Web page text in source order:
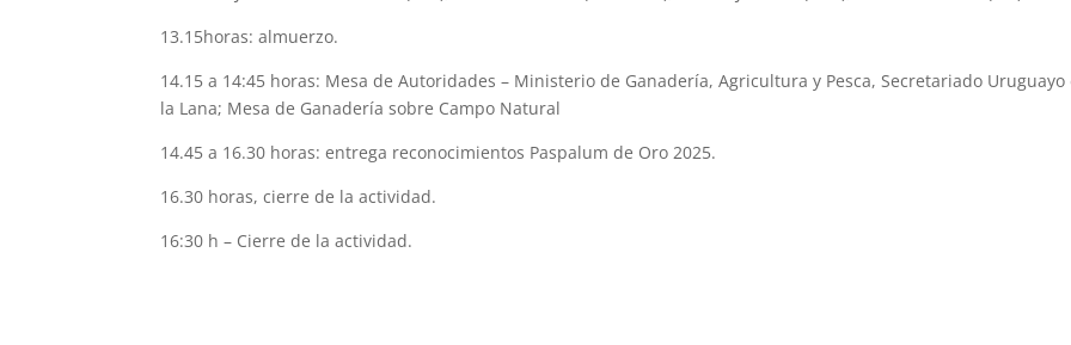
13.15horas: almuerzo.
14.15 a 14:45 horas: Mesa de Autoridades – Ministerio de Ganadería, Agricultura y Pesca, Secretariado Uruguayo
la Lana; Mesa de Ganadería sobre Campo Natural
14.45 a 16.30 horas: entrega reconocimientos Paspalum de Oro 2025.
16.30 horas, cierre de la actividad.
16:30 h – Cierre de la actividad.